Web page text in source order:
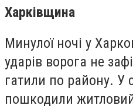
Харківщина
Минулої ночі у
ударів ворога не
гатили по району. У
пошкодили